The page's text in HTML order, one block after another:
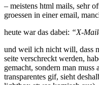
– meistens html mails, sehr
groessen in einer email,
heute war das dabei: “X-
und weil ich nicht will, dass
seite verschreckt werden,
gemacht, sondern man muss
transparentes gif, sieht